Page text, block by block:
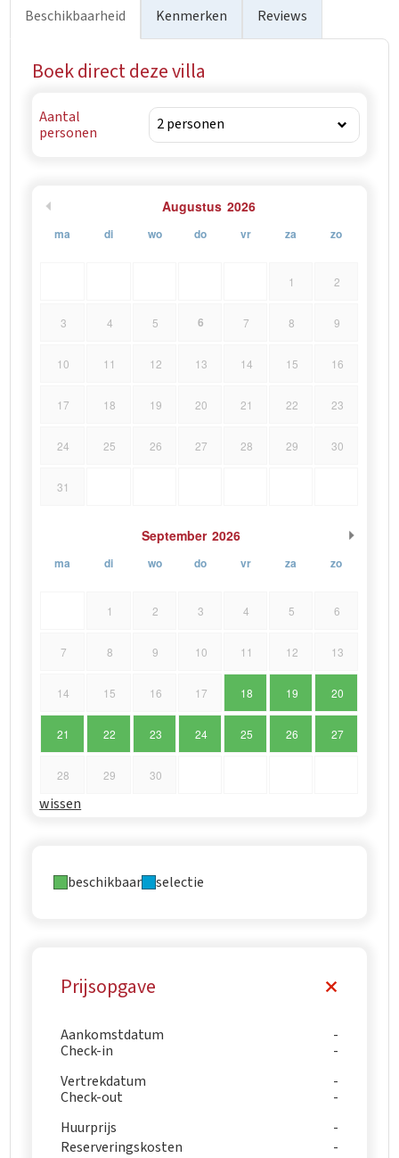
Beschikbaarheid Kenmerken Reviews
Boek direct deze villa
Aantal
personen
Augustus 2026
ma di wo do vr za zo
1 2
3 4 5 6 7 8 9
10 11 12 13 14 15 16
17 18 19 20 21 22 23
24 25 26 27 28 29 30
31
September 2026
ma di wo do vr za zo
1 2 3 4 5 6
7 8 9 10 11 12 13
14 15 16 17 18 19 20
21 22 23 24 25 26 27
28 29 30
wissen
beschikbaar selectie
Prijsopgave
Aankomstdatum
Check-in
Vertrekdatum
Check-out
Huurprijs
Reserveringskosten